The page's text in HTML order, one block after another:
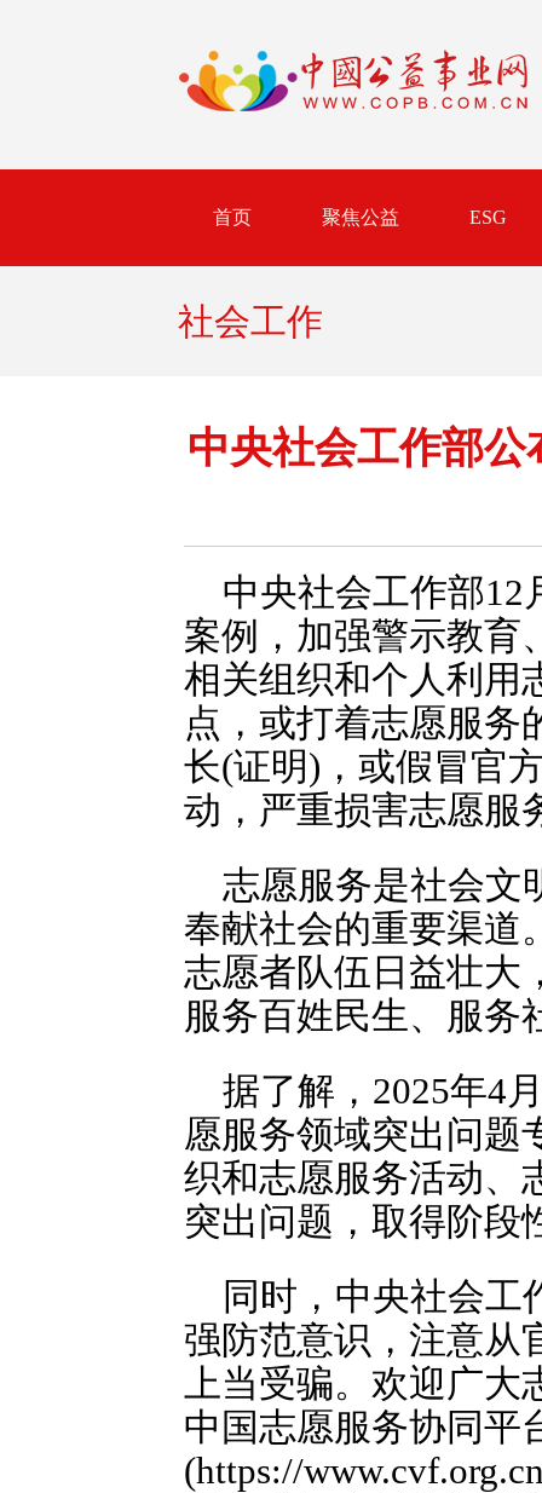
首页 聚焦公益 ESG
社会工作
中央社会工作部
中央社会工作部12
案例，加强警示教育
相关组织和个人利用
点，或打着志愿服务
长(证明)，或假冒官
动，严重损害志愿服
志愿服务是社会文
奉献社会的重要渠道
志愿者队伍日益壮大
服务百姓民生、服务
据了解，2025年4
愿服务领域突出问题
织和志愿服务活动、
突出问题，取得阶段
同时，中央社会
强防范意识，注意从
上当受骗。欢迎广大
中国志愿服务协同平
(https://